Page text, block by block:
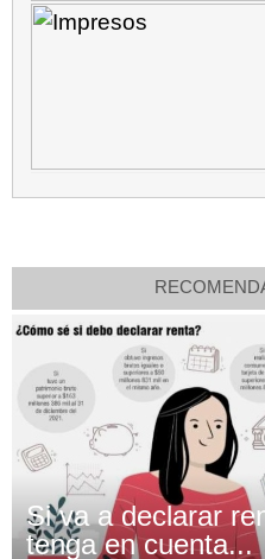
Si va a declarar
tenga en cuenta...